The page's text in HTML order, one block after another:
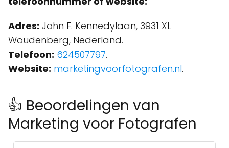
Adres: John F. Kennedylaan, 3931 XL
Woudenberg, Nederland.
Telefoon: 624507797.
Website: marketingvoorfotografen.nl.
👍 Beoordelingen van
Marketing voor Fotografen